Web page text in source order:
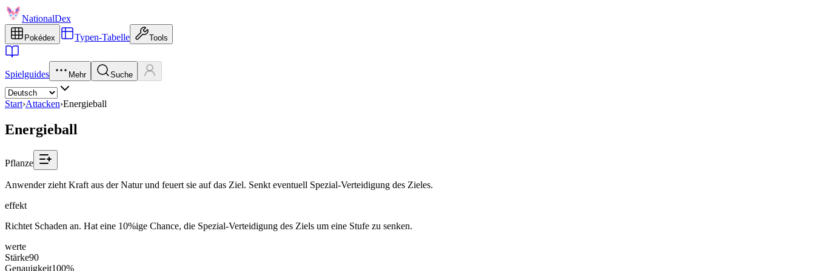
NationalDex
Pokédex Typen-Tabelle Tools
Spielguides Mehr Suche
Start›Attacken›Energieball
Energieball
Pflanze
Anwender zieht Kraft aus der Natur und feuert sie auf das Ziel. Senkt eventuell Spezial-Verteidigung des Zieles.
effekt
Richtet Schaden an. Hat eine 10%ige Chance, die Spezial-Verteidigung des Ziels um eine Stufe zu senken.
werte
Stärke90
Genauigkeit100%